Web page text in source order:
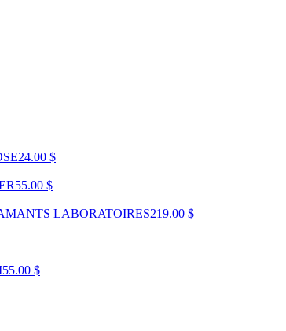
24.00 $
55.00 $
LABORATOIRES219.00 $
55.00 $